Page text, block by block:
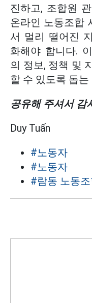
진하고, 조합원
온라인 노동조합
서 멀리 떨어진
화해야 합니다.
의 정보, 정책 및
할 수 있도록 돕
공유해 주셔서 감
Duy Tuấn
#노동자
#노동자
#람동 노동